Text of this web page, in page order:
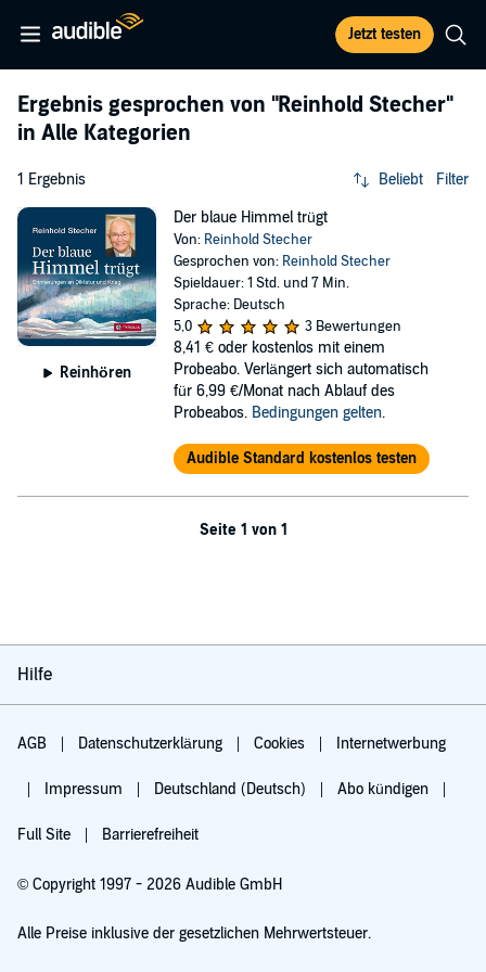
Jetzt testen
Ergebnis gesprochen von "Reinhold Stecher"
in Alle Kategorien
1 Ergebnis Beliebt Filter
Reinhören
Der blaue Himmel trügt
Von: Reinhold Stecher
Gesprochen von: Reinhold Stecher
Spieldauer: 1 Std. und 7 Min.
Sprache: Deutsch
5,0
3 Bewertungen
8,41 € oder kostenlos mit einem
Probeabo. Verlängert sich automatisch
für 6,99 €/Monat nach Ablauf des
Probeabos. Bedingungen gelten.
Audible Standard kostenlos testen
Seite 1 von 1
Hilfe
AGB Datenschutzerklärung Cookies Internetwerbung
Impressum Deutschland (Deutsch) Abo kündigen
Full Site Barrierefreiheit
© Copyright 1997 - 2026 Audible GmbH
Alle Preise inklusive der gesetzlichen Mehrwertsteuer.